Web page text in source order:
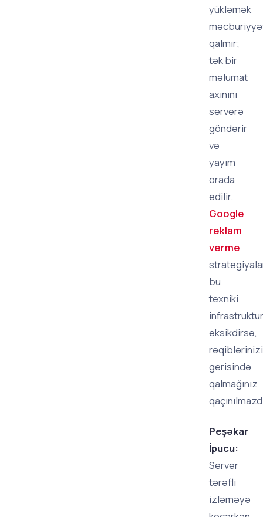
yükləmək
qalmır;
tək bir
məlumat
axınını
serverə
göndərir
və
yayım
orada
edilir.
Google
reklam
verme
bu
texniki
infrastruktur
eksikdirsə,
gerisində
qalmağınız
Peşəkar
İpucu:
Server
tərəfli
izləməyə